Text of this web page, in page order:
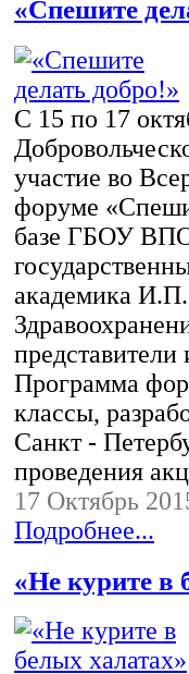
«Спешите
С 15 по 17
участие во
форуме
базе ГБОУ
академика
Программа
классы,
Санкт -
проведения
17 Октябрь
Подробнее...
«Не курите в